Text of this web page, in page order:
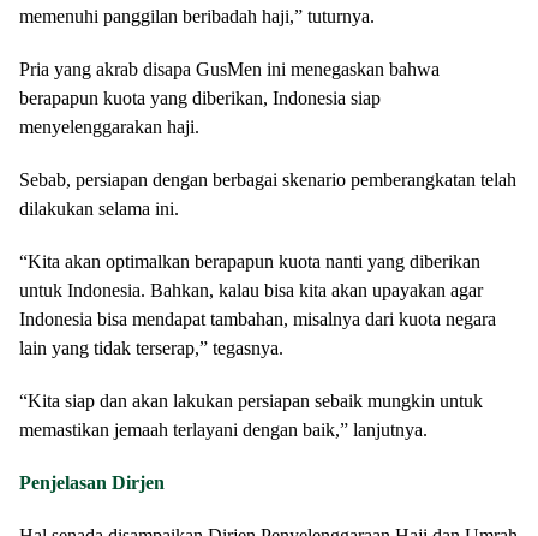
memenuhi panggilan beribadah haji,” tuturnya.
Pria yang akrab disapa GusMen ini menegaskan bahwa
berapapun kuota yang diberikan, Indonesia siap
menyelenggarakan haji.
Sebab, persiapan dengan berbagai skenario pemberangkatan telah
dilakukan selama ini.
“Kita akan optimalkan berapapun kuota nanti yang diberikan
untuk Indonesia. Bahkan, kalau bisa kita akan upayakan agar
Indonesia bisa mendapat tambahan, misalnya dari kuota negara
lain yang tidak terserap,” tegasnya.
“Kita siap dan akan lakukan persiapan sebaik mungkin untuk
memastikan jemaah terlayani dengan baik,” lanjutnya.
Penjelasan Dirjen